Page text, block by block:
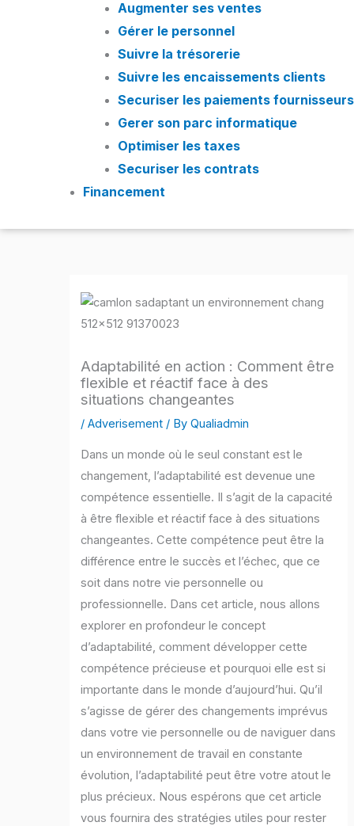
Augmenter ses ventes
Gérer le personnel
Suivre la trésorerie
Suivre les encaissements clients
Securiser les paiements fournisseurs
Gerer son parc informatique
Optimiser les taxes
Securiser les contrats
Financement
Adaptabilité en action : Comment être
flexible et réactif face à des
situations changeantes
/Adverisement / ByQualiadmin
Dans un monde où le seul constant est le
changement, l’adaptabilité est devenue une
compétence essentielle. Il s’agit de la capacité
à être flexible et réactif face à des situations
changeantes. Cette compétence peut être la
différence entre le succès et l’échec, que ce
soit dans notre vie personnelle ou
professionnelle. Dans cet article, nous allons
explorer en profondeur le concept
d’adaptabilité, comment développer cette
compétence précieuse et pourquoi elle est si
importante dans le monde d’aujourd’hui. Qu’il
s’agisse de gérer des changements imprévus
dans votre vie personnelle ou de naviguer dans
un environnement de travail en constante
évolution, l’adaptabilité peut être votre atout le
plus précieux. Nous espérons que cet article
vous fournira des stratégies utiles pour rester